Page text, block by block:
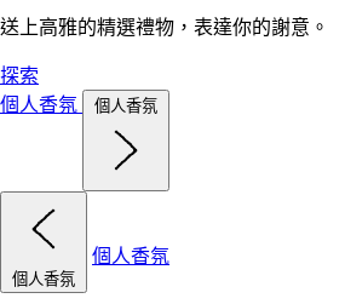
送上高雅的精選禮物，表達你的謝意。
探索
個人香氛
個人香氛
個人香氛
個人香氛